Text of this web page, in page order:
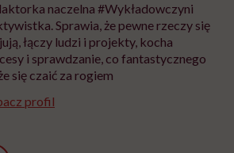
naczelna #Wykładowczyni
Sprawia, że pewne rzeczy się
łączy ludzi i projekty, kocha
i sprawdzanie, co fantastycznego
się czaić za rogiem
profil